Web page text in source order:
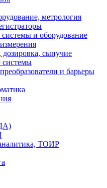
метрология
и оборудование
дозировка, сыпучие
системы
и барьеры
ТОИР